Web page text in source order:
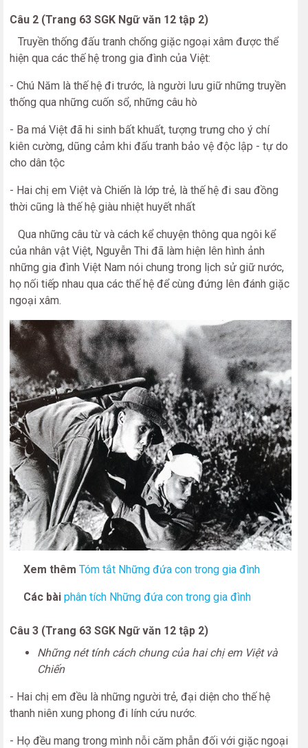
Câu 2 (Trang 63 SGK Ngữ văn 12 tập 2)
Truyền thống đấu tranh chống giặc ngoại xâm được thể
hiện qua các thế hệ trong gia đình của Việt:
- Chú Năm là thế hệ đi trước, là người lưu giữ những truyền
thống qua những cuốn sổ, những câu hò
- Ba má Việt đã hi sinh bất khuất, tượng trưng cho ý chí
kiên cường, dũng cảm khi đấu tranh bảo vệ độc lập - tự do
cho dân tộc
- Hai chị em Việt và Chiến là lớp trẻ, là thế hệ đi sau đồng
thời cũng là thế hệ giàu nhiệt huyết nhất
Qua những câu từ và cách kể chuyện thông qua ngôi kể
của nhân vật Việt, Nguyễn Thi đã làm hiện lên hình ảnh
những gia đình Việt Nam nói chung trong lịch sử giữ nước,
họ nối tiếp nhau qua các thế hệ để cùng đứng lên đánh giặc
ngoại xâm.
Xem thêm Tóm tắt Những đứa con trong gia đình
Các bài phân tích Những đứa con trong gia đình
Câu 3 (Trang 63 SGK Ngữ văn 12 tập 2)
Những nét tính cách chung của hai chị em Việt và
Chiến
- Hai chị em đều là những người trẻ, đại diện cho thế hệ
thanh niên xung phong đi lính cứu nước.
- Họ đều mang trong mình nỗi căm phẫn đối với giặc ngoại